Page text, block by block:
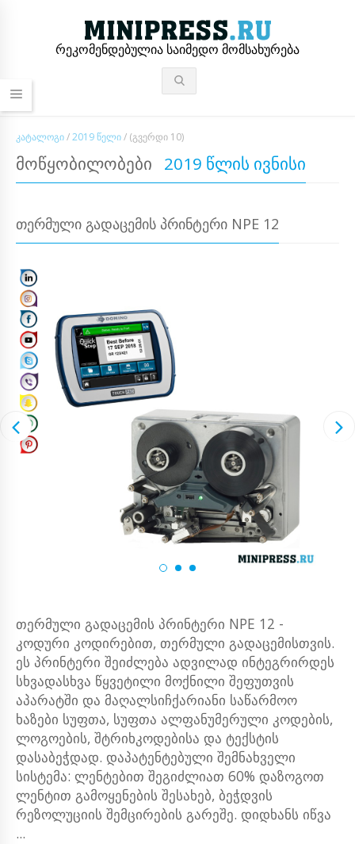
რეკომენდებულია საიმედო მომსახურება
ᲙᲐᲢᲐᲚᲝᲒᲘ/2019 ᲬᲔᲚᲘ/ (ᲒᲕᲔᲠᲓᲘ 10)
ᲛᲝᲬᲧᲝᲑᲘᲚᲝᲑᲔᲑᲘ 2019 ᲬᲚᲘᲡ ᲘᲕᲜᲘᲡᲘ
ᲗᲔᲠᲛᲣᲚᲘ ᲒᲐᲓᲐᲪᲔᲛᲘᲡ ᲞᲠᲘᲜᲢᲔᲠᲘ NPE 12
თერმული გადაცემის პრინტერი NPE 12 -
კოდური კოდირებით, თერმული გადაცემისთვის.
ეს პრინტერი შეიძლება ადვილად ინტეგრირდეს
სხვადასხვა წყვეტილი მოქნილი შეფუთვის
აპარატში და მაღალსიჩქარიანი საწარმოო
ხაზები სუფთა, სუფთა ალფანუმერული კოდების,
ლოგოების, შტრიხკოდებისა და ტექსტის
დასაბეჭდად. დაპატენტებული შემნახველი
სისტემა: ლენტებით შეგიძლიათ 60% დაზოგოთ
ლენტით გამოყენების შესახებ, ბეჭდვის
რეზოლუციის შემცირების გარეშე. დიდხანს იწვა
...